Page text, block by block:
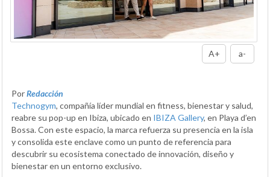
A+ a-
PorRedacción
Technogym, compañía líder mundial en fitness, bienestar y salud,
reabre su pop-up en Ibiza, ubicado en IBIZA Gallery, en Playa d’en
Bossa. Con este espacio, la marca refuerza su presencia en la isla
y consolida este enclave como un punto de referencia para
descubrir su ecosistema conectado de innovación, diseño y
bienestar en un entorno exclusivo.